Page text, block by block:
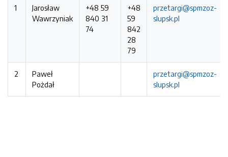
1
Jarosław
Wawrzyniak
+48 59
840 31
74
+48
59
842
28
79
przetargi@spmzoz-
slupsk.pl
2
Paweł
Pożdał
przetargi@spmzoz-
slupsk.pl